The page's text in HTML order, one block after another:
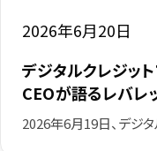
2026年6月20日
デジタルクレジッ
CEOが語るレバレ
2026年6月19日、デジ